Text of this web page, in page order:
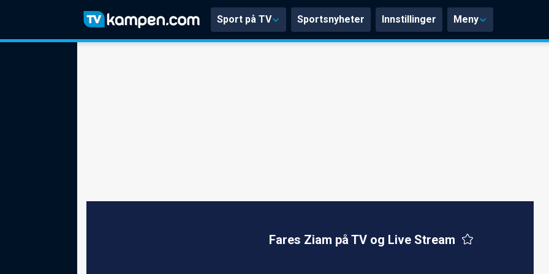
Sport på TV Sportsnyheter Innstillinger Meny
Fares Ziam på TV og Live Stream